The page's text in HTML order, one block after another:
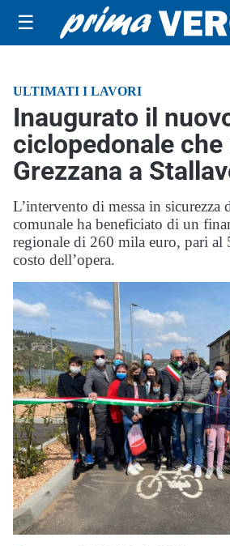
☰
ULTIMATI I LAVORI
Inaugurato il
ciclopedonale
Grezzana a
L’intervento di messa in sicurezza
comunale ha beneficiato di un
regionale di 260 mila euro, pari al
costo dell’opera.